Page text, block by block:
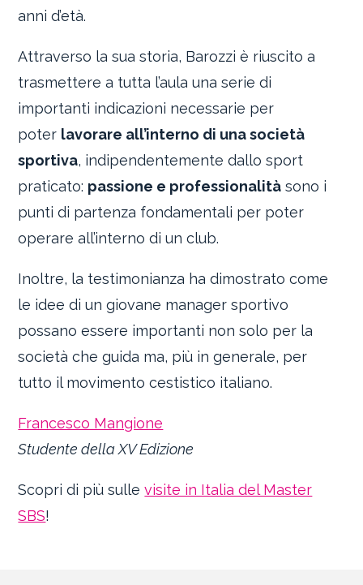
anni d’età.
Attraverso la sua storia, Barozzi è riuscito a
trasmettere a tutta l’aula una serie di
importanti indicazioni necessarie per
poter lavorare all’interno di una società
sportiva, indipendentemente dallo sport
praticato: passione e professionalità sono i
punti di partenza fondamentali per poter
operare all’interno di un club.
Inoltre, la testimonianza ha dimostrato come
le idee di un giovane manager sportivo
possano essere importanti non solo per la
società che guida ma, più in generale, per
tutto il movimento cestistico italiano.
Francesco Mangione
Studente della XV Edizione
Scopri di più sullevisite in Italia del Master
SBS!